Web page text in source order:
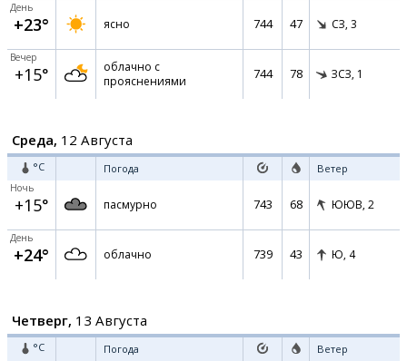
День
+23° ясно 744 47 СЗ, 3
Вечер
+15°
облачно с
прояснениями
744 78 ЗСЗ, 1
Среда, 12 Августа
°C Погода Ветер
Ночь
+15° пасмурно 743 68 ЮЮВ, 2
День
+24° облачно 739 43 Ю, 4
Четверг, 13 Августа
°C Погода Ветер